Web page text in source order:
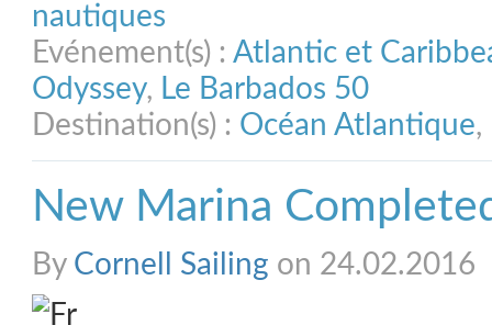
nautiques
Evénement(s) : Atlantic et
Odyssey, Le Barbados 50
Destination(s) : Océan Atlantique,
New Marina
By Cornell Sailing on 24.02.2016